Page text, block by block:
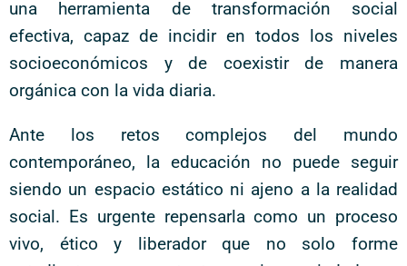
una herramienta de transformación social
efectiva, capaz de incidir en todos los niveles
socioeconómicos y de coexistir de manera
orgánica con la vida diaria.
Ante los retos complejos del mundo
contemporáneo, la educación no puede seguir
siendo un espacio estático ni ajeno a la realidad
social. Es urgente repensarla como un proceso
vivo, ético y liberador que no solo forme